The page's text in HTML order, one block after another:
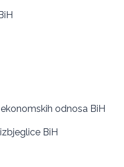
odnosa BiH
BiH